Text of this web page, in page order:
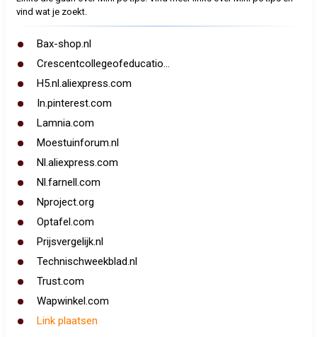
vind wat je zoekt.
Bax-shop.nl
Crescentcollegeofeducatio...
H5.nl.aliexpress.com
In.pinterest.com
Lamnia.com
Moestuinforum.nl
Nl.aliexpress.com
Nl.farnell.com
Nproject.org
Optafel.com
Prijsvergelijk.nl
Technischweekblad.nl
Trust.com
Wapwinkel.com
Link plaatsen